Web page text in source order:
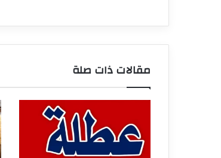
مقالات ذات صلة